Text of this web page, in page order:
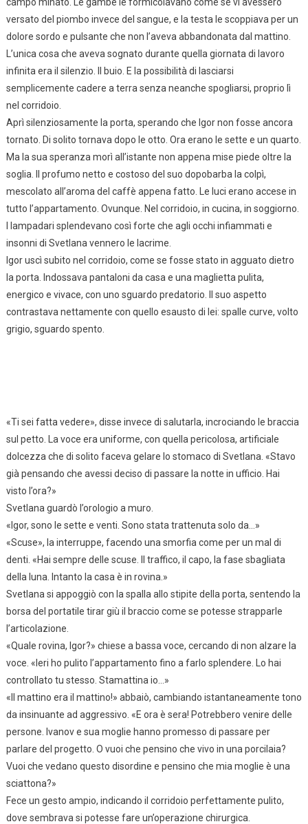
versato del piombo invece del sangue, e la testa le scoppiava per un
dolore sordo e pulsante che non l’aveva abbandonata dal mattino.
L’unica cosa che aveva sognato durante quella giornata di lavoro
infinita era il silenzio. Il buio. E la possibilità di lasciarsi
semplicemente cadere a terra senza neanche spogliarsi, proprio lì
nel corridoio.
Aprì silenziosamente la porta, sperando che Igor non fosse ancora
tornato. Di solito tornava dopo le otto. Ora erano le sette e un quarto.
Ma la sua speranza morì all’istante non appena mise piede oltre la
soglia. Il profumo netto e costoso del suo dopobarba la colpì,
mescolato all’aroma del caffè appena fatto. Le luci erano accese in
tutto l’appartamento. Ovunque. Nel corridoio, in cucina, in soggiorno.
I lampadari splendevano così forte che agli occhi infiammati e
insonni di Svetlana vennero le lacrime.
Igor uscì subito nel corridoio, come se fosse stato in agguato dietro
la porta. Indossava pantaloni da casa e una maglietta pulita,
energico e vivace, con uno sguardo predatorio. Il suo aspetto
contrastava nettamente con quello esausto di lei: spalle curve, volto
grigio, sguardo spento.
«Ti sei fatta vedere», disse invece di salutarla, incrociando le braccia
sul petto. La voce era uniforme, con quella pericolosa, artificiale
dolcezza che di solito faceva gelare lo stomaco di Svetlana. «Stavo
già pensando che avessi deciso di passare la notte in ufficio. Hai
visto l’ora?»
Svetlana guardò l’orologio a muro.
«Igor, sono le sette e venti. Sono stata trattenuta solo da…»
«Scuse», la interruppe, facendo una smorfia come per un mal di
denti. «Hai sempre delle scuse. Il traffico, il capo, la fase sbagliata
della luna. Intanto la casa è in rovina.»
Svetlana si appoggiò con la spalla allo stipite della porta, sentendo la
borsa del portatile tirar giù il braccio come se potesse strapparle
l’articolazione.
«Quale rovina, Igor?» chiese a bassa voce, cercando di non alzare la
voce. «Ieri ho pulito l’appartamento fino a farlo splendere. Lo hai
controllato tu stesso. Stamattina io…»
«Il mattino era il mattino!» abbaiò, cambiando istantaneamente tono
da insinuante ad aggressivo. «E ora è sera! Potrebbero venire delle
persone. Ivanov e sua moglie hanno promesso di passare per
parlare del progetto. O vuoi che pensino che vivo in una porcilaia?
Vuoi che vedano questo disordine e pensino che mia moglie è una
sciattona?»
Fece un gesto ampio, indicando il corridoio perfettamente pulito,
dove sembrava si potesse fare un’operazione chirurgica.